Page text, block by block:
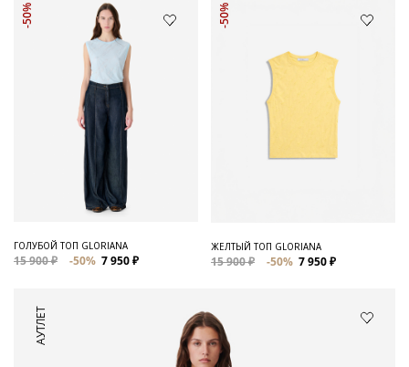
-50%
ГОЛУБОЙ ТОП GLORIANA
15 900 ₽ -50% 7 950 ₽
-50%
ЖЕЛТЫЙ ТОП GLORIANA
15 900 ₽ -50% 7 950 ₽
АУТЛЕТ